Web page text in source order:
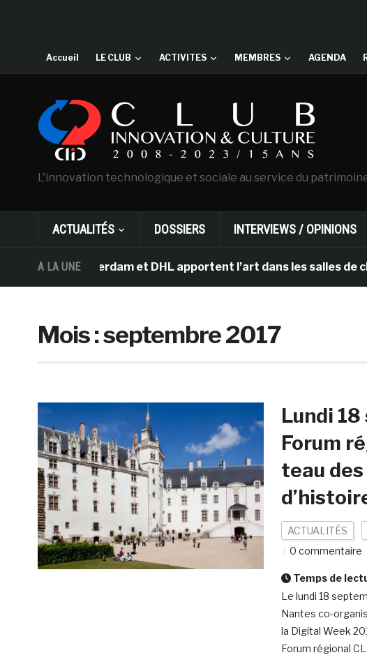
Accueil LE CLUB ACTIVITES MEMBRES AGENDA
L'innovation technologique et sociale au service du
ACTUALITÉS DOSSIERS INTERVIEWS / OPINIONS
A LA UNE
d’Amsterdam et DHL apportent l’art dans les salles de classe
Mois :septembre 2017
Lundi
Forum
teau
ACTUALITÉS
0 commentaire
Temps de
Le lundi 18
Nantes co-
la Digital Week
Forum régional